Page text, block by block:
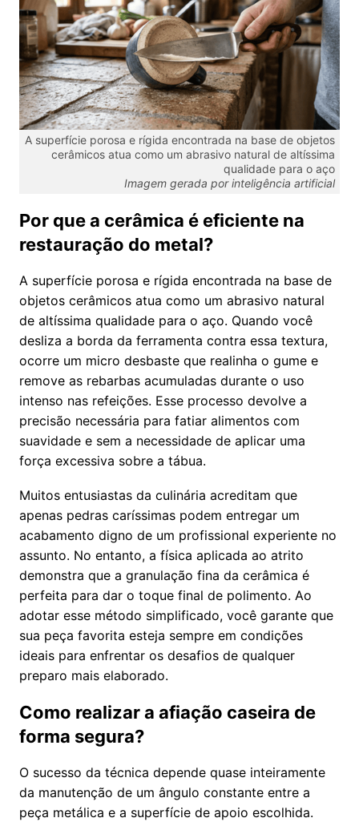
A superfície porosa e rígida encontrada na base de objetos
cerâmicos atua como um abrasivo natural de altíssima
qualidade para o aço
Imagem gerada por inteligência artificial
Por que a cerâmica é eficiente na
restauração do metal?
A superfície porosa e rígida encontrada na base de
objetos cerâmicos atua como um abrasivo natural
de altíssima qualidade para o aço. Quando você
desliza a borda da ferramenta contra essa textura,
ocorre um micro desbaste que realinha o gume e
remove as rebarbas acumuladas durante o uso
intenso nas refeições. Esse processo devolve a
precisão necessária para fatiar alimentos com
suavidade e sem a necessidade de aplicar uma
força excessiva sobre a tábua.
Muitos entusiastas da culinária acreditam que
apenas pedras caríssimas podem entregar um
acabamento digno de um profissional experiente no
assunto. No entanto, a física aplicada ao atrito
demonstra que a granulação fina da cerâmica é
perfeita para dar o toque final de polimento. Ao
adotar esse método simplificado, você garante que
sua peça favorita esteja sempre em condições
ideais para enfrentar os desafios de qualquer
preparo mais elaborado.
Como realizar a afiação caseira de
forma segura?
O sucesso da técnica depende quase inteiramente
da manutenção de um ângulo constante entre a
peça metálica e a superfície de apoio escolhida.